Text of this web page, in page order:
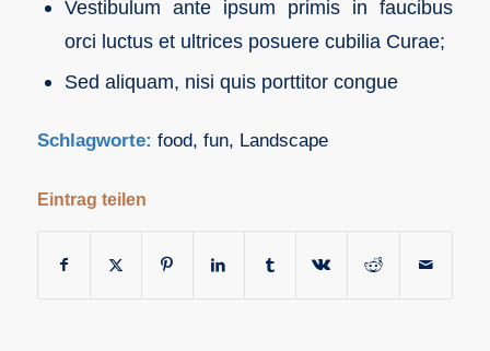
Vestibulum ante ipsum primis in faucibus
orci luctus et ultrices posuere cubilia Curae;
Sed aliquam, nisi quis porttitor congue
Schlagworte: food, fun, Landscape
Eintrag teilen